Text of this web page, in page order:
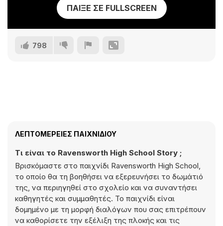
ΠΑΊΞΕ ΣΕ FULLSCREEN
798
ΛΕΠΤΟΜΈΡΕΙΕΣ ΠΑΙΧΝΙΔΙΟΎ
Τι είναι το Ravensworth High School Story ;
Βρισκόμαστε στο παιχνίδι Ravensworth High School,
το οποίο θα τη βοηθήσει να εξερευνήσει το δωμάτιό
της, να περιηγηθεί στο σχολείο και να συναντήσει
καθηγητές και συμμαθητές. Το παιχνίδι είναι
δομημένο με τη μορφή διαλόγων που σας επιτρέπουν
να καθορίσετε την εξέλιξη της πλοκής και τις